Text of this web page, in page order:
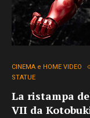
CINEMA e HOME VIDEO
STATUE
La ristampa
VII da